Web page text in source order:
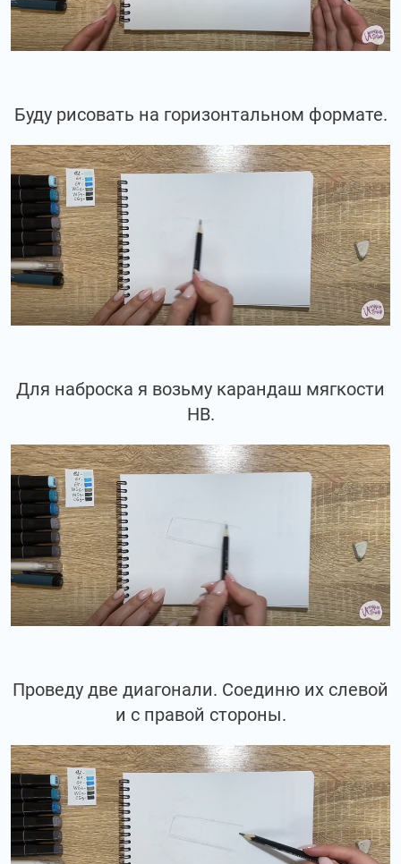
Буду рисовать на горизонтальном формате.
Для наброска я возьму карандаш мягкости
НВ.
Проведу две диагонали. Соединю их слевой
и с правой стороны.